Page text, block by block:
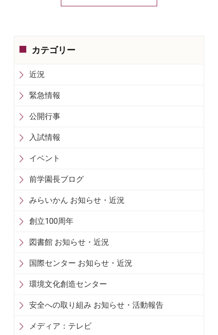
カテゴリー
近況
緊急情報
公開行事
入試情報
イベント
前学園長ブログ
みらいかん お知らせ・近況
創立100周年
図書館 お知らせ・近況
国際センター お知らせ・近況
環境文化創造センター
安全への取り組み お知らせ・活動報告
メディア：テレビ